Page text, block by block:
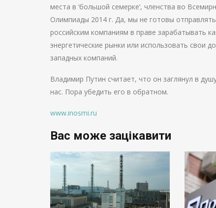
места в ‘большой семерке’, членства во
Олимпиады 2014 г. Да, мы не готовы
российским компаниям в праве зарабатывать
энергетические рынки или использовать свои
западных компаний.
Владимир Путин считает, что он заглянул в
нас. Пора убедить его в обратном.
www.inosmi.ru
Вас може зацікавити